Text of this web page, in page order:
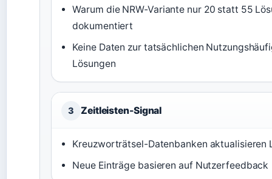
Warum die NRW-Variante nur 20 statt 55
dokumentiert
Keine Daten zur tatsächlichen
Lösungen
3 Zeitleisten-Signal
Kreuzworträtsel-Datenbanken aktualisieren
Neue Einträge basieren auf Nutzerfeedback